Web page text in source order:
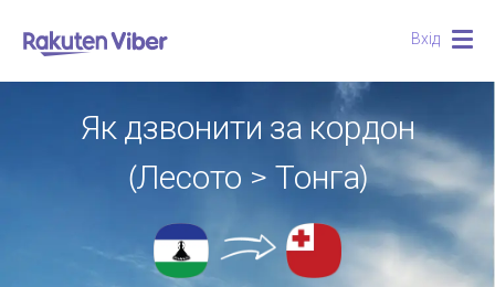
Вхід
Як дзвонити за кордон
(Лесото > Тонга)